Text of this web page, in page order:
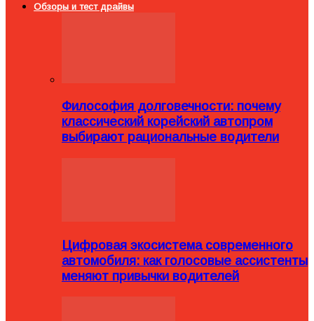
Обзоры и тест драйвы
Философия долговечности: почему
классический корейский автопром
выбирают рациональные водители
Цифровая экосистема современного
автомобиля: как голосовые ассистенты
меняют привычки водителей